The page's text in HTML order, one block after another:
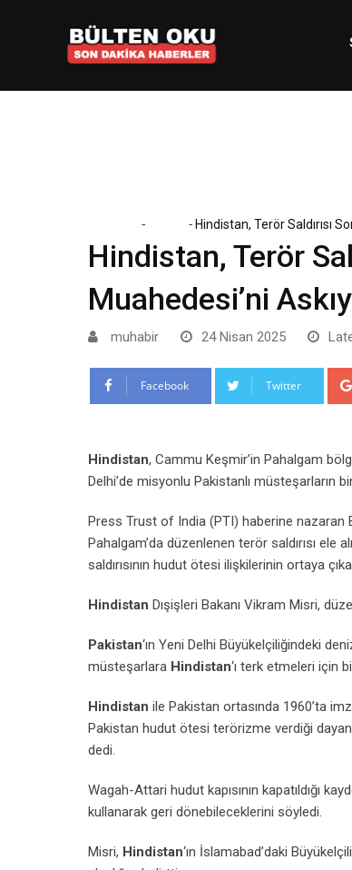
- - Hindistan, Terör Saldırısı
Hindistan, Terör
Muahedesi’ni
muhabir 24 Nisan 2025
Facebook Twitter
Hindistan, Cammu Keşmir’in Pahalgam
Delhi’de misyonlu Pakistanlı müsteşarların
Press Trust of India (PTI) haberine nazaran
Pahalgam’da düzenlenen terör saldırısı ele
saldırısının hudut ötesi ilişkilerinin ortaya
Hindistan Dışişleri Bakanı Vikram Misri,
Pakistan‘ın Yeni Delhi Büyükelçiliğindeki
müsteşarlara Hindistan‘ı terk etmeleri için
Hindistan ile Pakistan ortasında 1960’ta
Pakistan hudut ötesi terörizme verdiği
dedi.
Wagah-Attari hudut kapısının kapatıldığı
kullanarak geri dönebileceklerini söyledi.
Misri, Hindistan‘ın İslamabad’daki